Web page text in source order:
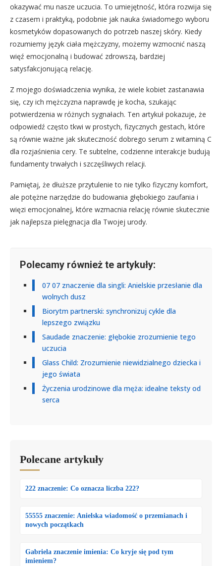
okazywać mu nasze uczucia. To umiejętność, która rozwija się
z czasem i praktyką, podobnie jak nauka świadomego wyboru
kosmetyków dopasowanych do potrzeb naszej skóry. Kiedy
rozumiemy język ciała mężczyzny, możemy wzmocnić naszą
więź emocjonalną i budować zdrowszą, bardziej
satysfakcjonującą relację.
Z mojego doświadczenia wynika, że wiele kobiet zastanawia
się, czy ich mężczyzna naprawdę je kocha, szukając
potwierdzenia w różnych sygnałach. Ten artykuł pokazuje, że
odpowiedź często tkwi w prostych, fizycznych gestach, które
są równie ważne jak skuteczność dobrego serum z witaminą C
dla rozjaśnienia cery. Te subtelne, codzienne interakcje budują
fundamenty trwałych i szczęśliwych relacji.
Pamiętaj, że dłuższe przytulenie to nie tylko fizyczny komfort,
ale potężne narzędzie do budowania głębokiego zaufania i
więzi emocjonalnej, które wzmacnia relację równie skutecznie
jak najlepsza pielęgnacja dla Twojej urody.
Polecamy również te artykuły:
07 07 znaczenie dla singli: Anielskie przesłanie dla
wolnych dusz
Biorytm partnerski: synchronizuj cykle dla
lepszego związku
Saudade znaczenie: głębokie zrozumienie tego
uczucia
Glass Child: Zrozumienie niewidzialnego dziecka i
jego świata
Życzenia urodzinowe dla męża: idealne teksty od
serca
Polecane artykuły
222 znaczenie: Co oznacza liczba 222?
55555 znaczenie: Anielska wiadomość o przemianach i
nowych początkach
Gabriela znaczenie imienia: Co kryje się pod tym
imieniem?